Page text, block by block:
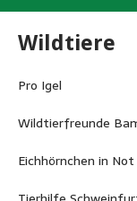
Wildtiere
Pro Igel
Wildtierfreunde
Eichhörnchen in Not